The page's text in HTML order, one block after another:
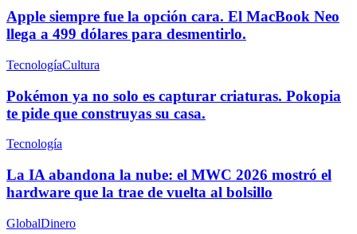
Apple siempre fue la opción cara. El MacBook Neo
llega a 499 dólares para desmentirlo.
TecnologíaCultura
Pokémon ya no solo es capturar criaturas. Pokopia
te pide que construyas su casa.
Tecnología
La IA abandona la nube: el MWC 2026 mostró el
hardware que la trae de vuelta al bolsillo
GlobalDinero